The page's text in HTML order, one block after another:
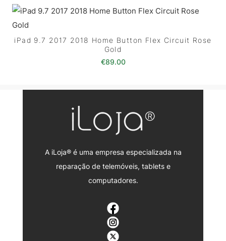
iPad 9.7 2017 2018 Home Button Flex Circuit Rose
Gold
€89.00
A iLoja® é uma empresa especializada na
reparação de telemóveis, tablets e
computadores.